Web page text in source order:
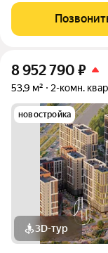
домов..
совмещенный
8 952 790 ₽
53,9 м² 2-комн.
новостройка
3D-тур